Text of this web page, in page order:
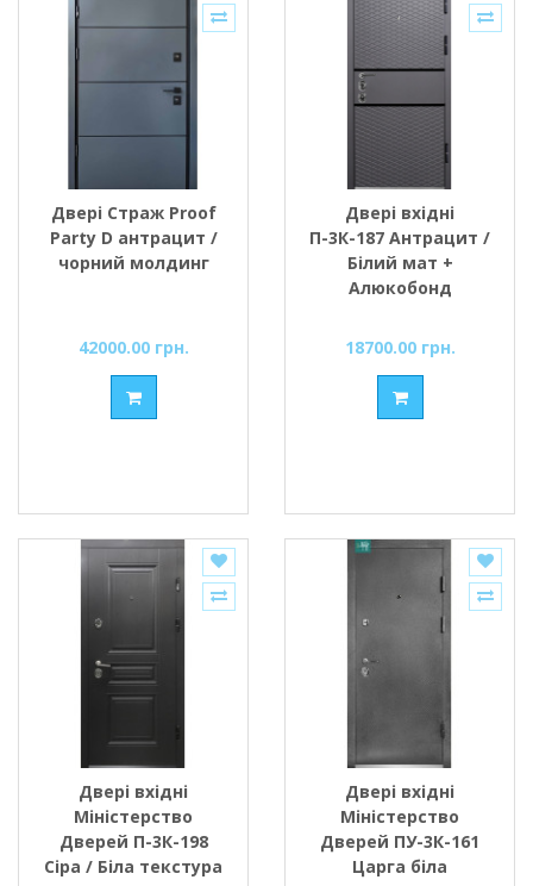
Двері Страж Proof
Party D антрацит /
чорний молдинг
42000.00 грн.
Двері вхідні
П-3К-187 Антрацит /
Білий мат +
Алюкобонд
Дверей
18700.00 грн.
Двері вхідні
Міністерство
Дверей П-3К-198
Сіра / Біла текстура
Двері вхідні
Міністерство
Дверей ПУ-3К-161
Царга біла